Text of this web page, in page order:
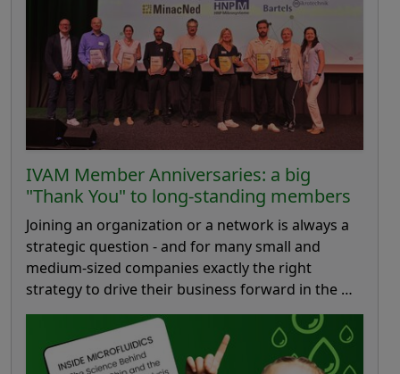
IVAM Member Anniversaries: a big
"Thank You" to long-standing members
Joining an organization or a network is always a
strategic question - and for many small and
medium-sized companies exactly the right
strategy to drive their business forward in the …